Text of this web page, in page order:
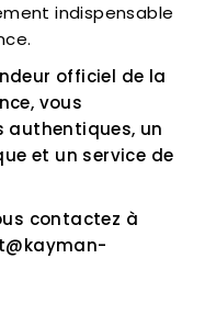
indispensable
officiel de la
vous
un
et un service de
contactez à